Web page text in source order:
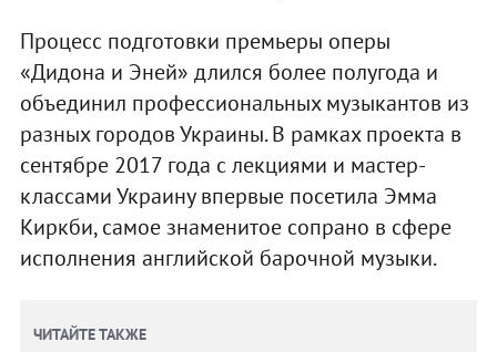
Процесс подготовки премьеры оперы
«Дидона и Эней» длился более полугода и
объединил профессиональных музыкантов из
разных городов Украины. В рамках проекта в
сентябре 2017 года с лекциями и мастер-
классами Украину впервые посетила Эмма
Киркби, самое знаменитое сопрано в сфере
исполнения английской барочной музыки.
ЧИТАЙТЕ ТАКЖЕ